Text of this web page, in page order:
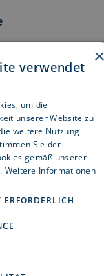
Impressum
×
verwendet
um die
unserer Website zu
weitere Nutzung
Sie der
gemäß unserer
Weitere Informationen